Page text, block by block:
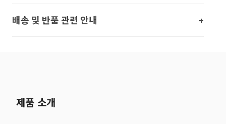
배송 및 반품 관련 안내
제품 소개